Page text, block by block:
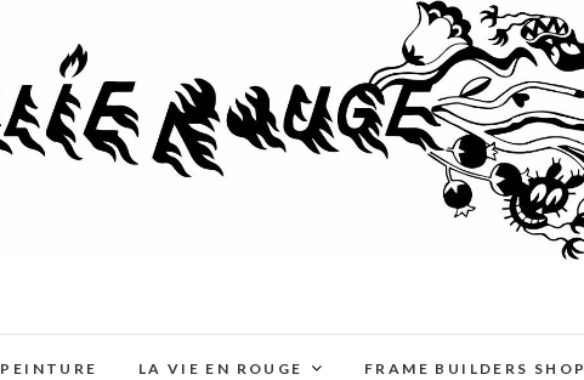
PEINTURE LA VIE EN ROUGE FRAME BUILDERS SHOP